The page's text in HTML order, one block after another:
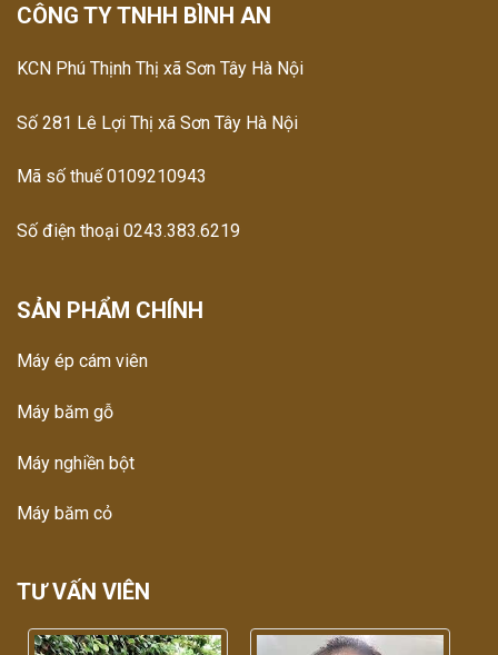
CÔNG TY TNHH BÌNH AN
KCN Phú Thịnh Thị xã Sơn Tây Hà Nội
Số 281 Lê Lợi Thị xã Sơn Tây Hà Nội
Mã số thuế 0109210943
Số điện thoại 0243.383.6219
SẢN PHẨM CHÍNH
Máy ép cám viên
Máy băm gỗ
Máy nghiền bột
Máy băm cỏ
TƯ VẤN VIÊN